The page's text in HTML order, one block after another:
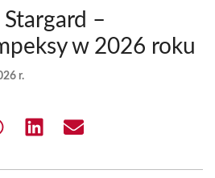
–
w 2026 roku
r.
Share Share